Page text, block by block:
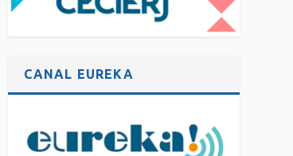
CANAL EUREKA